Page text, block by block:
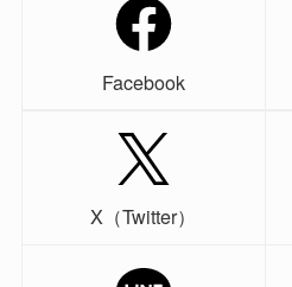
Facebook
X（Twitter）